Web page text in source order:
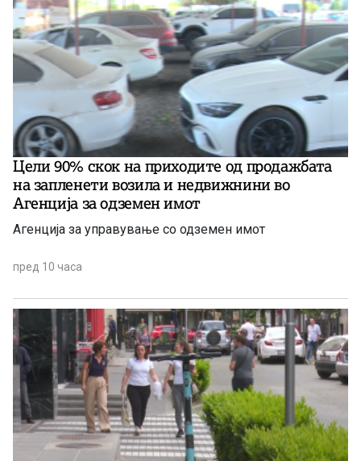
Цели 90% скок на приходите од продажбата
на запленети возила и недвижнини во
Агенција за одземен имот
Агенција за управување со одземен имот
пред 10 часа